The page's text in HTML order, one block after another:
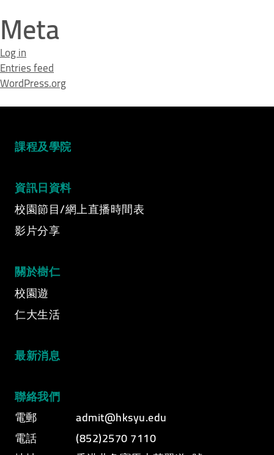
Meta
Log in
Entries feed
WordPress.org
Video Title
Video category
課程及學院
資訊日資料
校園節目/網上直播時間表
影片分享
關於樹仁
校園遊
仁大生活
最新消息
聯絡我們
電郵
admit@hksyu.edu
電話
(852)2570 7110